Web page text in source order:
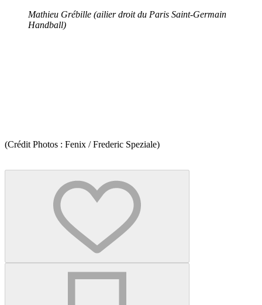
Mathieu Grébille (ailier droit du Paris Saint-Germain
Handball)
(Crédit Photos : Fenix / Frederic Speziale)